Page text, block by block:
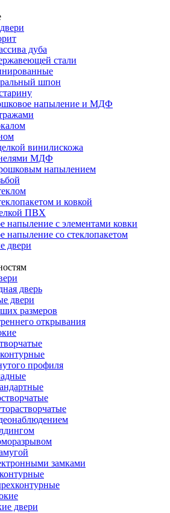
дуба
стали
шпон
напыление и МДФ
винилискожа
МДФ
напылением
и ковкой
ПВХ
напыление с элементами ковки
напыление со стеклопакетом
двери
дверь
двери
размеров
открывания
профиля
замками
двери